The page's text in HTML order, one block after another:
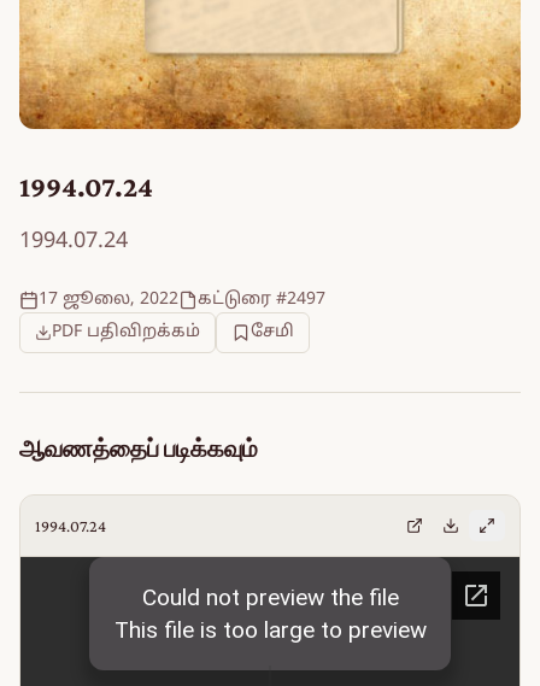
1994.07.24
1994.07.24
17 ஜூலை, 2022
கட்டுரை #2497
PDF பதிவிறக்கம்
சேமி
ஆவணத்தைப் படிக்கவும்
1994.07.24